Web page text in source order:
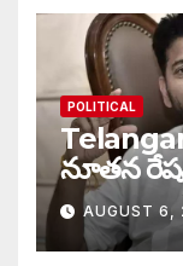
POLITICAL
నూతన
AUGUST 6,